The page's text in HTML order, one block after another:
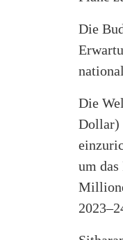
Die
Die
Dollar)
um